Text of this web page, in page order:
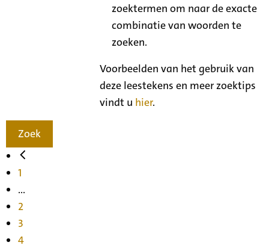
zoektermen om naar de exacte
combinatie van woorden te
zoeken.
Voorbeelden van het gebruik van
deze leestekens en meer zoektips
vindt u hier.
Zoek
1
...
2
3
4